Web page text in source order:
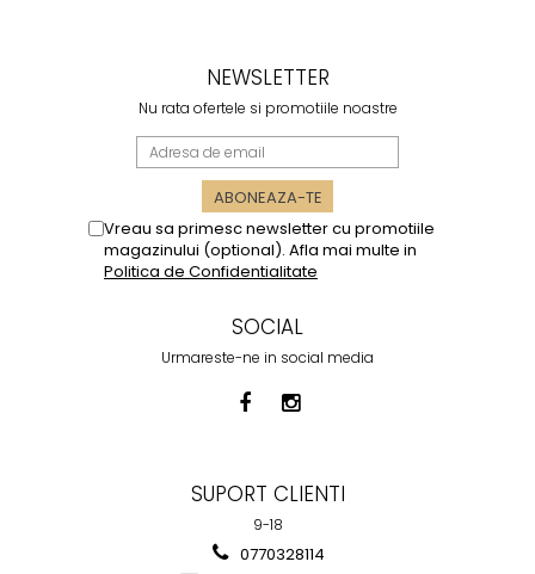
NEWSLETTER
Nu rata ofertele si promotiile noastre
Vreau sa primesc newsletter cu promotiile
magazinului (optional). Afla mai multe in
Politica de Confidentialitate
SOCIAL
Urmareste-ne in social media
SUPORT CLIENTI
9-18
0770328114